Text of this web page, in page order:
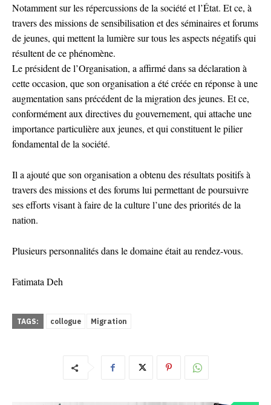
Notamment sur les répercussions de la société et l’État. Et ce, à
travers des missions de sensibilisation et des séminaires et forums
de jeunes, qui mettent la lumière sur tous les aspects négatifs qui
résultent de ce phénomène.
Le président de l’Organisation, a affirmé dans sa déclaration à
cette occasion, que son organisation a été créée en réponse à une
augmentation sans précédent de la migration des jeunes. Et ce,
conformément aux directives du gouvernement, qui attache une
importance particulière aux jeunes, et qui constituent le pilier
fondamental de la société.
Il a ajouté que son organisation a obtenu des résultats positifs à
travers des missions et des forums lui permettant de poursuivre
ses efforts visant à faire de la culture l’une des priorités de la
nation.
Plusieurs personnalités dans le domaine était au rendez-vous.
Fatimata Deh
TAGS: collogue Migration